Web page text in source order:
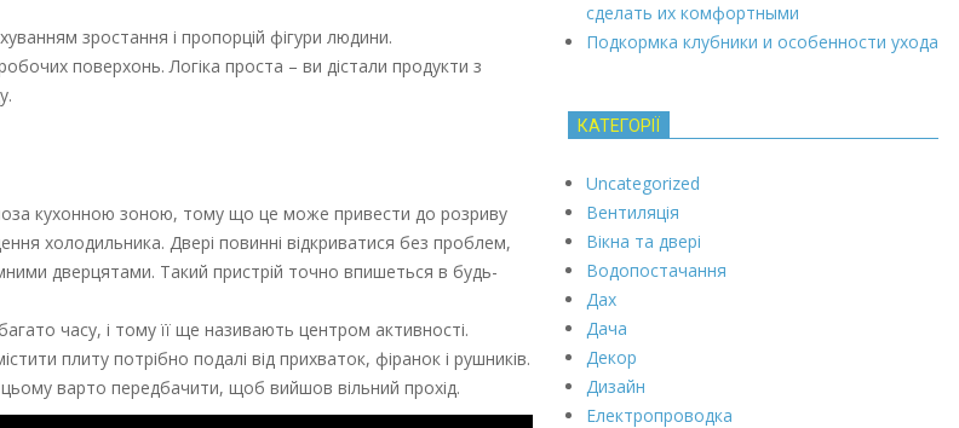
зростання і пропорцій фігури людини.
поверхонь. Логіка проста – ви дістали продукти з
кухонною зоною, тому що це може привести до розриву
холодильника. Двері повинні відкриватися без проблем,
дверцятами. Такий пристрій точно впишеться в будь-
часу, і тому її ще називають центром активності.
плиту потрібно подалі від прихваток, фіранок і рушників.
варто передбачити, щоб вийшов вільний прохід.
сделать их комфортными
Подкормка клубники и особенности ухода
КАТЕГОРІЇ
Uncategorized
Вентиляція
Вікна та двері
Водопостачання
Дах
Дача
Декор
Дизайн
Електропроводка